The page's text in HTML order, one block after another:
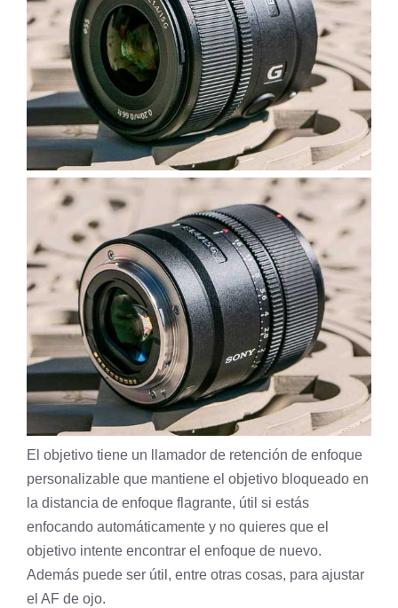
El objetivo tiene un llamador de retención de enfoque
personalizable que mantiene el objetivo bloqueado en
la distancia de enfoque flagrante, útil si estás
enfocando automáticamente y no quieres que el
objetivo intente encontrar el enfoque de nuevo.
Además puede ser útil, entre otras cosas, para ajustar
el AF de ojo.